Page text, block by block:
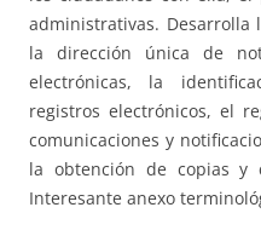
administrativas. Desarrolla
la dirección única de
electrónicas, la
registros electrónicos, el
comunicaciones y
la obtención de copias y
Interesante anexo